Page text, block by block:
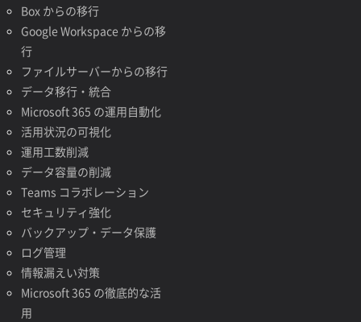
Box からの移行
Google Workspace からの移
行
ファイルサーバーからの移行
データ移行・統合
Microsoft 365 の運用自動化
活用状況の可視化
運用工数削減
データ容量の削減
Teams コラボレーション
セキュリティ強化
バックアップ・データ保護
ログ管理
情報漏えい対策
Microsoft 365 の徹底的な活
用